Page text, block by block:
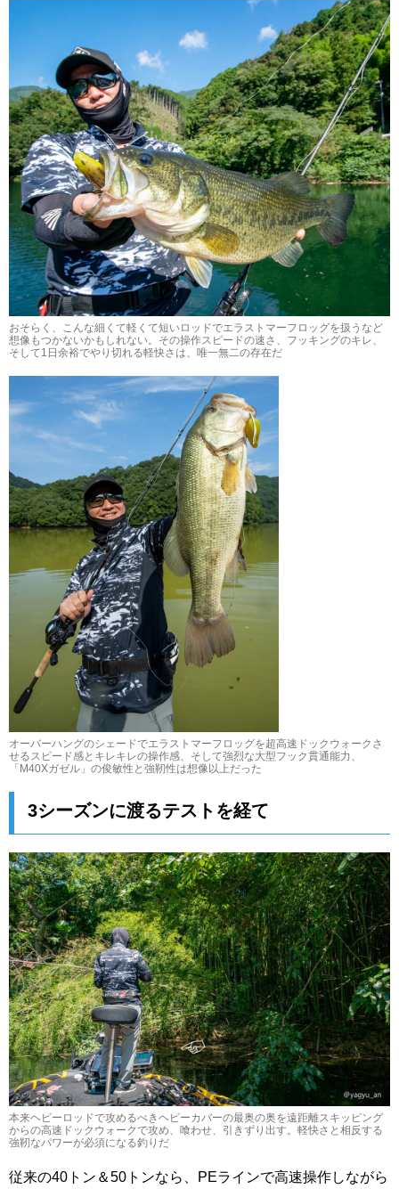
おそらく、こんな細くて軽くて短いロッドでエラストマーフロッグを扱うなど
想像もつかないかもしれない。その操作スピードの速さ、フッキングのキレ、
そして1日余裕でやり切れる軽快さは、唯一無二の存在だ
オーバーハングのシェードでエラストマーフロッグを超高速ドックウォークさ
せるスピード感とキレキレの操作感、そして強烈な大型フック貫通能力、
「M40Xガゼル」の俊敏性と強靭性は想像以上だった
3シーズンに渡るテストを経て
本来ヘビーロッドで攻めるべきヘビーカバーの最奥の奥を遠距離スキッピング
からの高速ドックウォークで攻め、喰わせ、引きずり出す。軽快さと相反する
強靭なパワーが必須になる釣りだ
従来の40トン＆50トンなら、PEラインで高速操作しながら